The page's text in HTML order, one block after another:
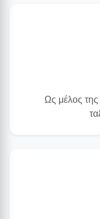
Ως μέλος